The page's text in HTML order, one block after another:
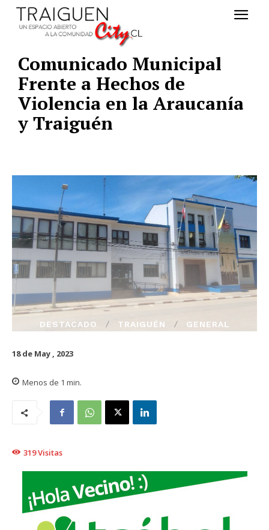
Comunicado Municipal
Frente a Hechos de
Violencia en la Araucanía
y Traiguén
DESTACADO TRAIGUÉN GENERAL
18 de May , 2023
Menos de 1 min.
319Visitas